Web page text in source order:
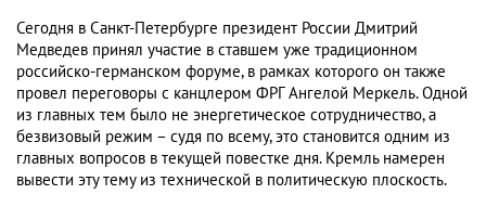
Сегодня в Санкт-Петербурге президент России Дмитрий
Медведев принял участие в ставшем уже традиционном
российско-германском форуме, в рамках которого он также
провел переговоры с канцлером ФРГ Ангелой Меркель. Одной
из главных тем было не энергетическое сотрудничество, а
безвизовый режим – судя по всему, это становится одним из
главных вопросов в текущей повестке дня. Кремль намерен
вывести эту тему из технической в политическую плоскость.